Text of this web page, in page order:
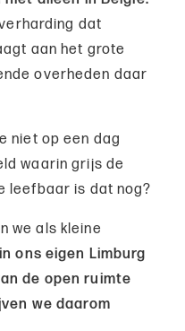
dat
aan het grote
overheden daar
niet op een dag
waarin grijs de
leefbaar is dat nog?
we als kleine
in ons eigen Limburg
de open ruimte
we daarom